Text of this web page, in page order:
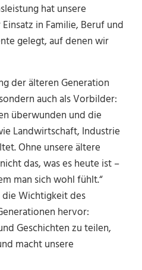
hat unsere
in Familie, Beruf und
gelegt, auf denen wir
der älteren Generation
auch als Vorbilder:
überwunden und die
Landwirtschaft, Industrie
Ohne unsere ältere
das, was es heute ist –
man sich wohl fühlt.“
Wichtigkeit des
hervor:
Geschichten zu teilen,
macht unsere